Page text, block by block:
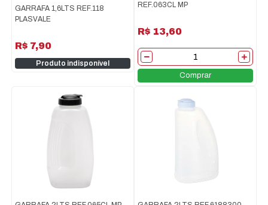
GARRAFA 1,6LTS REF.118
PLASVALE
R$ 7,90
Produto indisponível
REF.063CL MP
R$ 13,60
Comprar